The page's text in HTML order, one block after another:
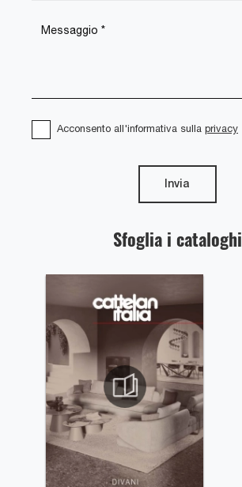
Sfoglia i cataloghi
Acconsento all'informativa sulla privacy
Invia